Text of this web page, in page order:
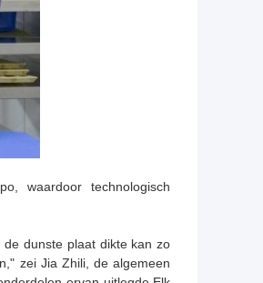
waardoor technologisch
dunste plaat dikte kan zo
zei Jia Zhili, de algemeen